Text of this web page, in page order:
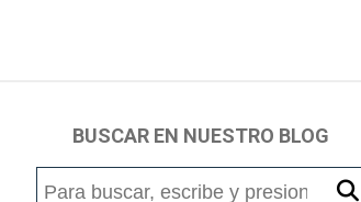
BUSCAR EN NUESTRO BLOG